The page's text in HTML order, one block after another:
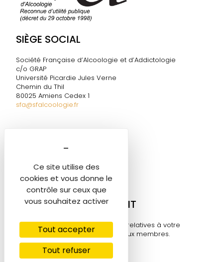
Ce site utilise des
cookies et vous donne le
contrôle sur ceux que
vous souhaitez activer
Tout accepter
Tout refuser
SIÈGE SOCIAL
Société Française d’Alcoologie et d’Addictologie
c/o GRAP
Université Picardie Jules Verne
Chemin du Thil
80025 Amiens Cedex 1
sfa@sfalcoologie.fr
Tél. 06 60 58 06 05
sfa@sfalcoologie.fr
MON COMPTE ADHÉRENT
Retrouvez toutes les informations relatives à votre
compte sur cet espace réservé aux membres.
Se connecter ⟶